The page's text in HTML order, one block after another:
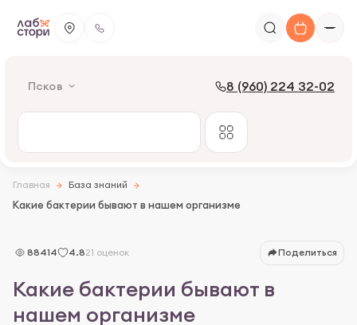
Псков 8 (960) 224 32-02
Главная База знаний
Какие бактерии бывают в нашем организме
88414 4.821 оценок Поделиться
Какие бактерии бывают в
нашем организме